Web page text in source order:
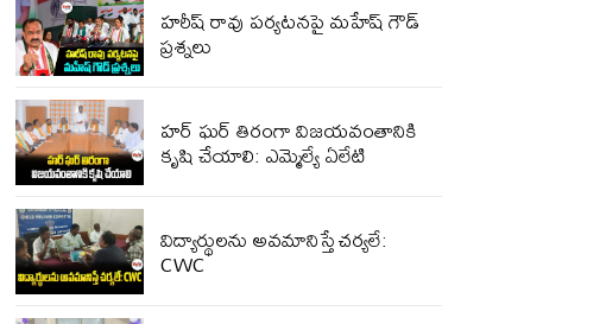
హరీష్ రావు పర్యటనపై మహేష్ గౌడ్
ప్రశ్నలు
హర్ ఘర్ తిరంగా విజయవంతానికి
కృషి చేయాలి: ఎమ్మెల్యే ఏలేటి
విద్యార్థులను అవమానిస్తే చర్యలే:
CWC